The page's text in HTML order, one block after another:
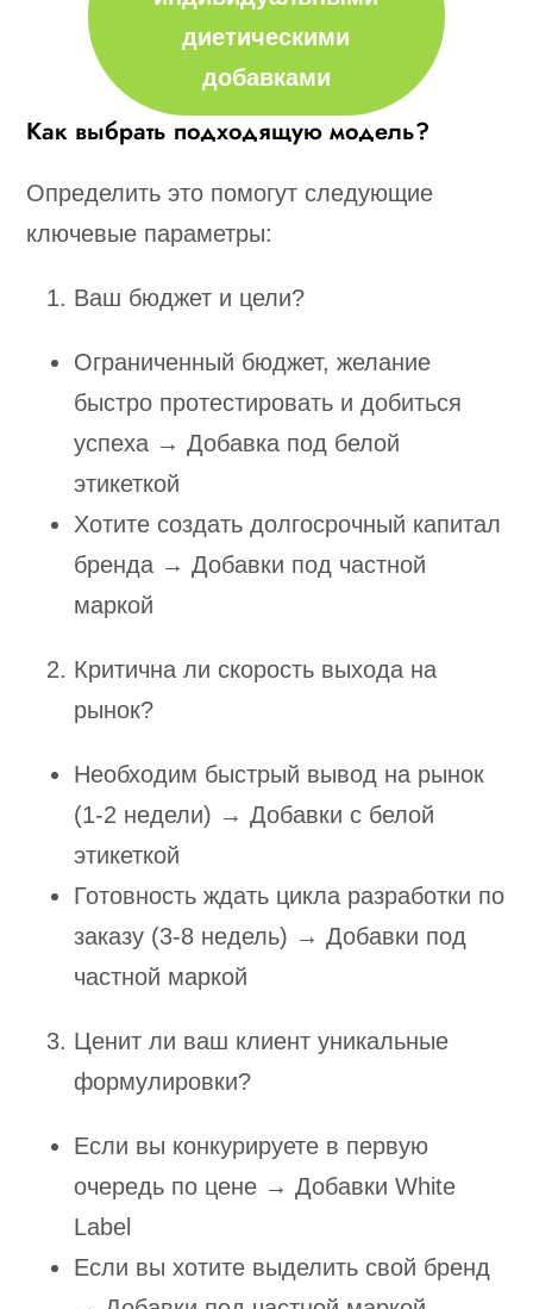
диетическими
добавками
Как выбрать подходящую модель?
Определить это помогут следующие
ключевые параметры:
Ваш бюджет и цели?
Ограниченный бюджет, желание
быстро протестировать и добиться
успеха → Добавка под белой
этикеткой
Хотите создать долгосрочный капитал
бренда → Добавки под частной
маркой
Критична ли скорость выхода на
рынок?
Необходим быстрый вывод на рынок
(1-2 недели) → Добавки с белой
этикеткой
Готовность ждать цикла разработки по
заказу (3-8 недель) → Добавки под
частной маркой
Ценит ли ваш клиент уникальные
формулировки?
Если вы конкурируете в первую
очередь по цене → Добавки White
Label
Если вы хотите выделить свой бренд